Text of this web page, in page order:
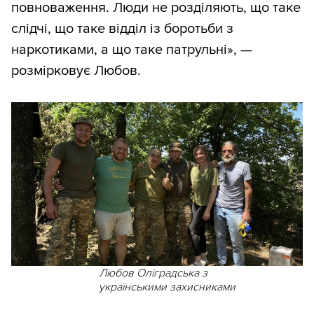
повноваження. Люди не розділяють, що таке
слідчі, що таке відділ із боротьби з
наркотиками, а що таке патрульні», —
розмірковує Любов.
Любов Оліградська з
українськими захисниками